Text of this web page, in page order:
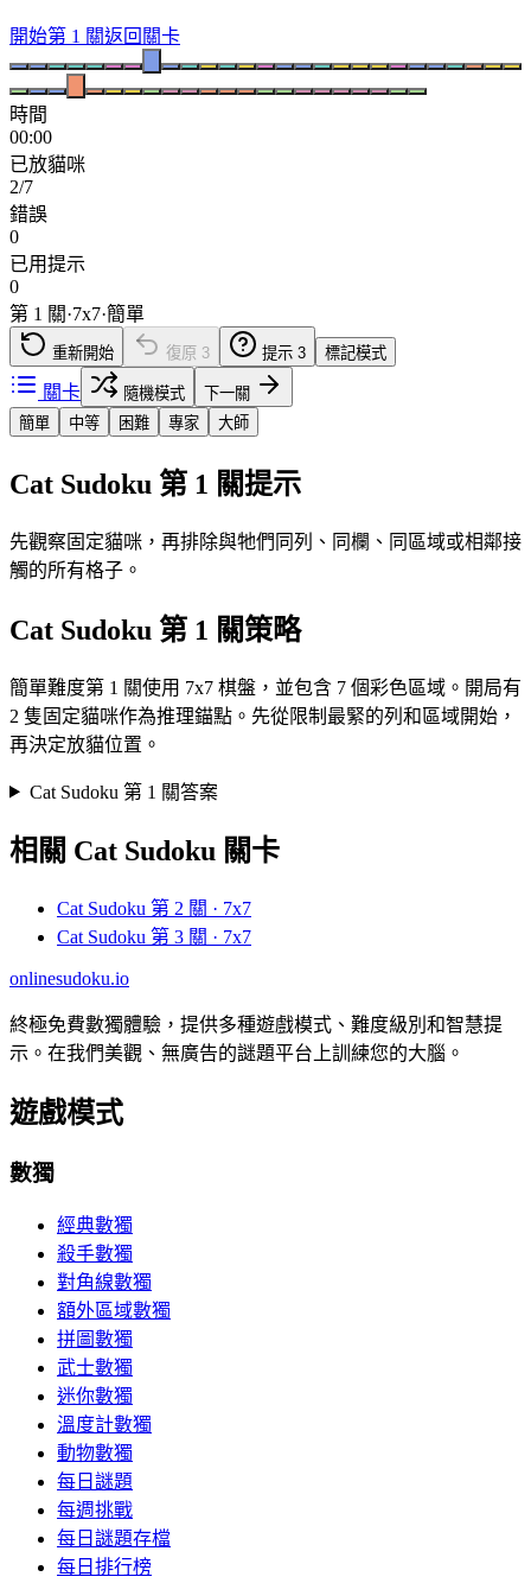
開始第 1 關返回關卡
時間
00:00
已放貓咪
2/7
錯誤
0
已用提示
0
第 1 關·7x7·簡單
重新開始 復原 3 提示 3 標記模式
關卡 隨機模式
下一關
簡單
中等 困難 專家 大師
Cat Sudoku 第 1 關提示
先觀察固定貓咪，再排除與牠們同列、同欄、同區域或相鄰接
觸的所有格子。
Cat Sudoku 第 1 關策略
簡單難度第 1 關使用 7x7 棋盤，並包含 7 個彩色區域。開局有
2 隻固定貓咪作為推理錨點。先從限制最緊的列和區域開始，
再決定放貓位置。
Cat Sudoku 第 1 關答案
相關 Cat Sudoku 關卡
Cat Sudoku 第 2 關 · 7x7
Cat Sudoku 第 3 關 · 7x7
onlinesudoku.io
終極免費數獨體驗，提供多種遊戲模式、難度級別和智慧提
示。在我們美觀、無廣告的謎題平台上訓練您的大腦。
遊戲模式
數獨
經典數獨
殺手數獨
對角線數獨
額外區域數獨
拼圖數獨
武士數獨
迷你數獨
溫度計數獨
動物數獨
每日謎題
每週挑戰
每日謎題存檔
每日排行榜